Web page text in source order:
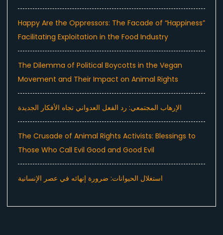
Happy Are the Oppressors: The Facade of “Happiness”
Facilitating Exploitation in the Food Industry
The Dilemma of Political Boycotts in the Vegan
Movement and Their Impact on Animal Rights
الإرهاب المجتمعي: رد الفعل العدواني تجاه الأفكار الجديدة
The Crusade of Animal Rights Activists: Blessings to
Those Who Call Evil Good and Good Evil
استغلال الحيوانات: ضرورة إنهائه في عصر الإنسانية